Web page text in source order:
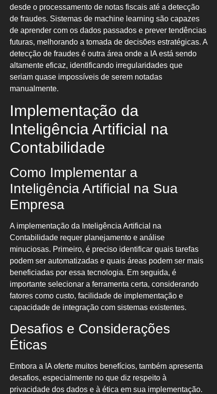
desde o processamento de notas fiscais até a detecção
de fraudes. Sistemas de machine learning são capazes
de aprender com os dados passados e prever tendências
futuras, melhorando a tomada de decisões estratégicas. A
detecção de fraudes é outra área onde a IA está sendo
altamente eficaz, identificando irregularidades que
seriam quase impossíveis de serem notadas
manualmente.
Implementação da
Inteligência Artificial na
Contabilidade
Como Implementar a
Inteligência Artificial na Sua
Empresa
A implementação da Inteligência Artificial na
Contabilidade requer planejamento e análise
minuciosas. Primeiro, é preciso identificar quais tarefas
podem ser automatizadas e quais áreas podem ser mais
beneficiadas por essa tecnologia. Em seguida, é
importante selecionar a ferramenta certa, considerando
fatores como custo, facilidade de implementação e
capacidade de integração com sistemas existentes.
Desafios e Considerações
Éticas
Embora a IA oferte muitos benefícios, também apresenta
desafios, especialmente no que diz respeito à
privacidade dos dados e à ética em sua implementação.